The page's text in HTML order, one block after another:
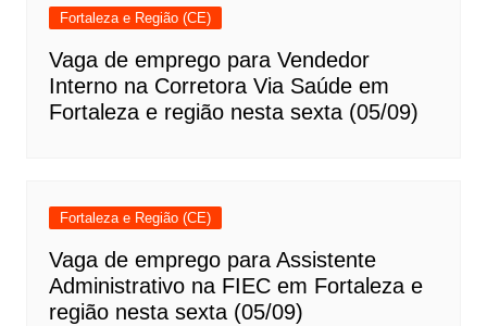
Fortaleza e Região (CE)
Vaga de emprego para Vendedor
Interno na Corretora Via Saúde em
Fortaleza e região nesta sexta (05/09)
Fortaleza e Região (CE)
Vaga de emprego para Assistente
Administrativo na FIEC em Fortaleza e
região nesta sexta (05/09)